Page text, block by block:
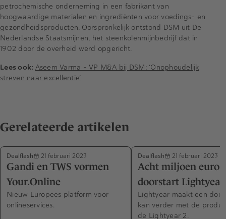
petrochemische onderneming in een fabrikant van
hoogwaardige materialen en ingrediënten voor voedings- en
gezondheidsproducten. Oorspronkelijk ontstond DSM uit De
Nederlandse Staatsmijnen, het steenkolenmijnbedrijf dat in
1902 door de overheid werd opgericht.
Lees ook: Aseem Varma - VP M&A bij DSM: ‘Onophoudelijk
streven naar excellentie’
Gerelateerde artikelen
Dealflash 21 februari 2023
Gandi en TWS vormen
Your.Online
Nieuw Europees platform voor
onlineservices.
Dealflash 21 februari 2023
Acht miljoen euro
doorstart Lightyear
Lightyear maakt een
kan verder met de
de Lightyear 2.